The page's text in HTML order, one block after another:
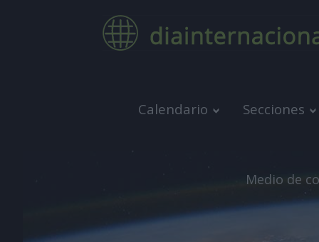
Calendario Secciones
Medio de